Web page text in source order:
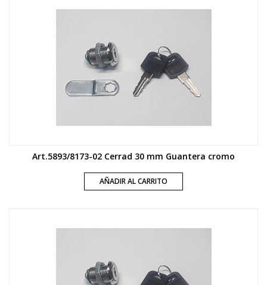
Art.5893/8173-02 Cerrad 30 mm Guantera cromo
AÑADIR AL CARRITO